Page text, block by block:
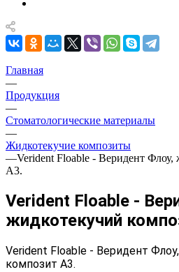
Главная
—
Продукция
—
Стоматологические материалы
—
Жидкотекучие композиты
—Verident Floable - Веридент Флоу,
А3.
Verident Floable -
жидкотекучий
Verident Floable - Веридент
композит А3.